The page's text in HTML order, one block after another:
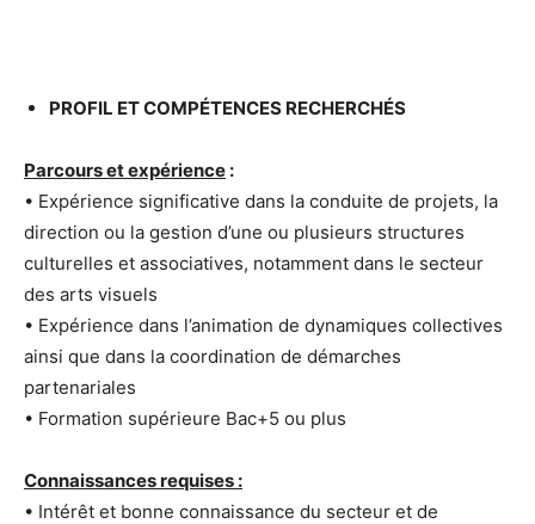
PROFIL ET COMPÉTENCES RECHERCHÉS
Parcours et expérience :
• Expérience significative dans la conduite de projets, la
direction ou la gestion d’une ou plusieurs structures
culturelles et associatives, notamment dans le secteur
des arts visuels
• Expérience dans l’animation de dynamiques collectives
ainsi que dans la coordination de démarches
partenariales
• Formation supérieure Bac+5 ou plus
Connaissances requises :
• Intérêt et bonne connaissance du secteur et de